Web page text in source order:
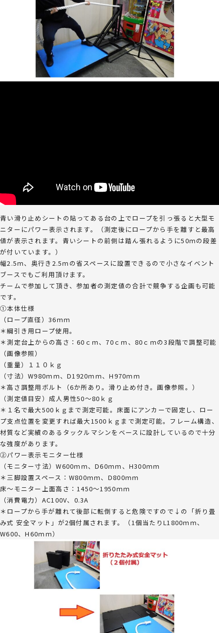
青い滑り止めシートの貼ってある台の上でロープを引っ張ると大型モ
ニターにパワー表示されます。（測定後にロープから手を離すと最高
値が表示されます。青いシートの前側は踏ん張れるように50ｍの段差
が付いています。）
幅2.5ｍ、奥行き2.5ｍの省スペースに設置できるので小さなイベント
ブースでもご利用頂けます。
チームで参加して頂き、参加者の測定値の合計で競争する企画も可能
です。
①本体仕様
（ロープ直径）36ｍｍ
＊綱引き用ロープ使用。
＊測定台上からの高さ：60ｃｍ、70ｃｍ、80ｃｍの3段階で調整可能
（画像参照）
（重量）１１０ｋｇ
（寸法）W980ｍｍ、D1920ｍｍ、H970ｍｍ
＊高さ調整用ボルト（6か所あり。滑り止め付き。画像参照。）
（測定値目安）成人男性50～80ｋｇ
＊１名で最大500ｋｇまで測定可能。床面にアンカーで固定し、ロー
プ支点位置を変更すれば最大1500ｋｇまで測定可能。フレーム構造、
材質など実績のあるタックルマシンをベースに設計しているので十分
な強度があります。
②パワー表示モニター仕様
（モニター寸法）W600ｍｍ、D60ｍｍ、H300ｍｍ
＊三脚設置スペース：W800ｍｍ、D800ｍｍ
床～モニター上面高さ：1450～1950ｍｍ
（消費電力）AC100V、0.3A
＊ロープから手が離れて後部に転倒すると危険ですので↓の「折り畳
み式 安全マット」が2個付属されます。（1個当たりL1800ｍｍ、
W600、H60ｍｍ）